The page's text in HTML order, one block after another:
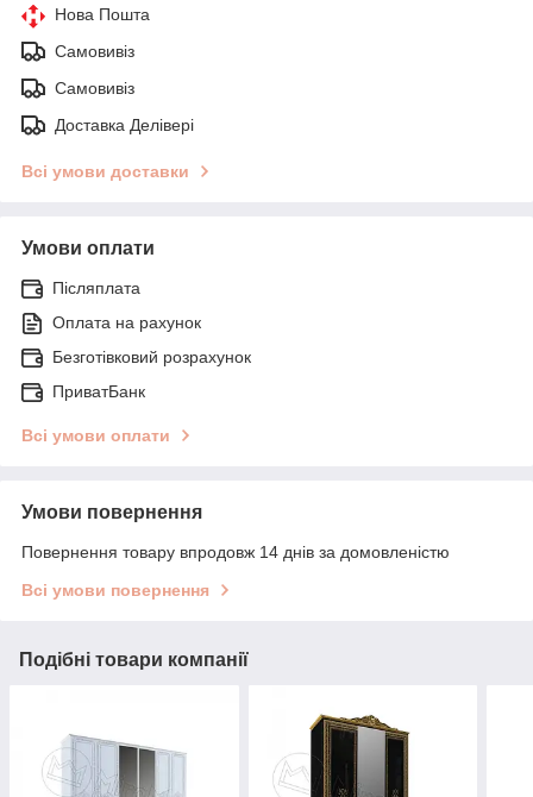
Нова Пошта
Самовивіз
Самовивіз
Доставка Делівері
Всі умови доставки
Умови оплати
Післяплата
Оплата на рахунок
Безготівковий розрахунок
ПриватБанк
Всі умови оплати
Умови повернення
Повернення товару впродовж 14 днів за домовленістю
Всі умови повернення
Подібні товари компанії